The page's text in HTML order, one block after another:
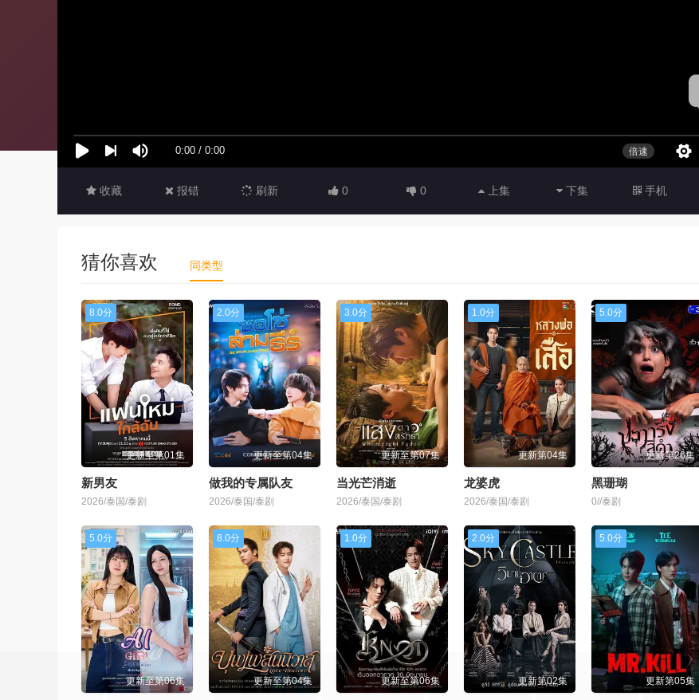
收藏 报错 刷新 0 0 上集 下集 手机
猜你喜欢 同类型
8.0分
更新至第01集
新男友
2026/泰国/泰剧
2.0分
更新至第04集
做我的专属队友
2026/泰国/泰剧
3.0分
更新至第07集
当光芒消逝
2026/泰国/泰剧
1.0分
更新第04集
龙婆虎
2026/泰国/泰剧
5.0分
更新第26集
黑珊瑚
0//泰剧
5.0分
更新至第06集
8.0分
更新至第04集
1.0分
更新至第06集
2.0分
更新第02集
5.0分
更新第05集